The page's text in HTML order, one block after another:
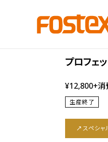
プロフェ
¥12,800+消
生産終了
スペシャ